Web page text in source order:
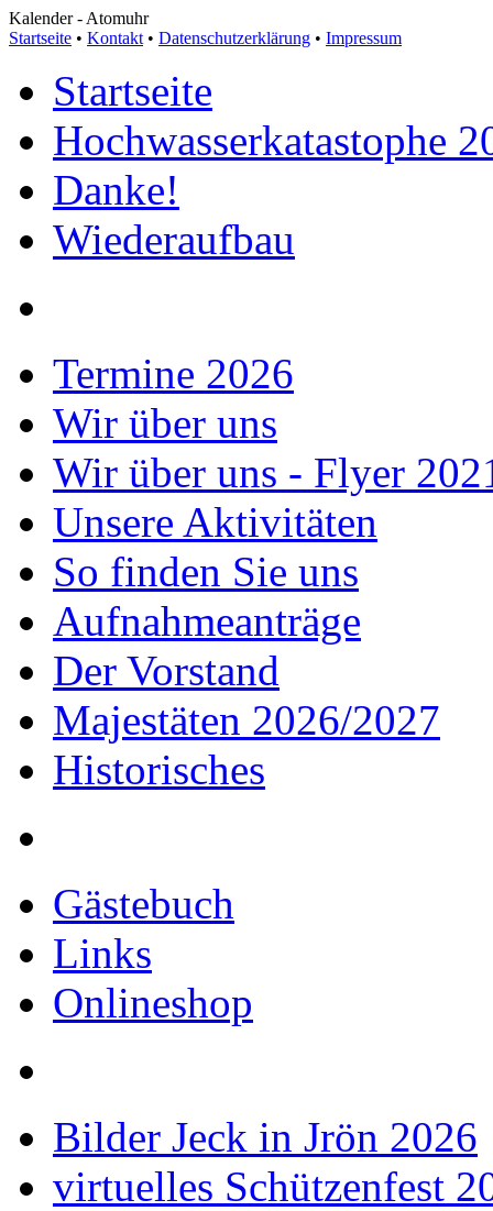
Kalender- Atomuhr
Startseite • Kontakt • Datenschutzerklärung • Impressum
Startseite
Hochwasserkatastophe
Danke!
Wiederaufbau
Termine 2026
Wir über uns
Wir über uns - Flyer
Unsere Aktivitäten
So finden Sie uns
Aufnahmeanträge
Der Vorstand
Majestäten 2026/2027
Historisches
Gästebuch
Links
Onlineshop
Bilder Jeck in Jrön 2026
virtuelles Schützenfest